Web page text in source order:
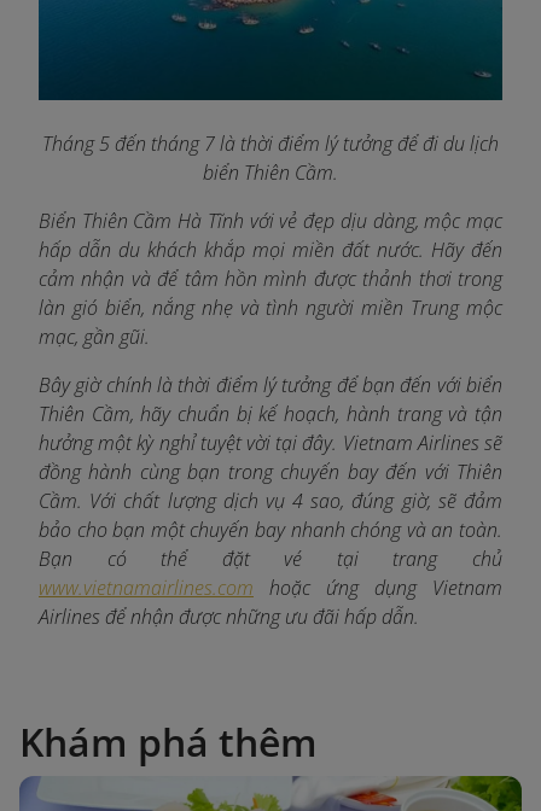
Tháng 5 đến tháng 7 là thời điểm lý tưởng để đi du lịch
biển Thiên Cầm.
Biển Thiên Cầm Hà Tĩnh với vẻ đẹp dịu dàng, mộc mạc
hấp dẫn du khách khắp mọi miền đất nước. Hãy đến
cảm nhận và để tâm hồn mình được thảnh thơi trong
làn gió biển, nắng nhẹ và tình người miền Trung mộc
mạc, gần gũi.
Bây giờ chính là thời điểm lý tưởng để bạn đến với biển
Thiên Cầm, hãy chuẩn bị kế hoạch, hành trang và tận
hưởng một kỳ nghỉ tuyệt vời tại đây. Vietnam Airlines sẽ
đồng hành cùng bạn trong chuyến bay đến với Thiên
Cầm. Với chất lượng dịch vụ 4 sao, đúng giờ, sẽ đảm
bảo cho bạn một chuyến bay nhanh chóng và an toàn.
Bạn có thể đặt vé tại trang chủ
www.vietnamairlines.com hoặc ứng dụng Vietnam
Airlines để nhận được những ưu đãi hấp dẫn.
Khám phá thêm